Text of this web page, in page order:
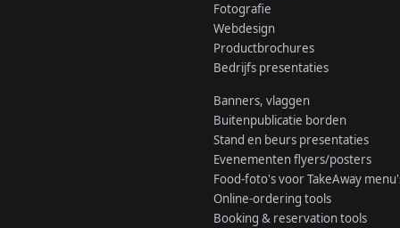
Fotografie
Webdesign
Productbrochures
Bedrijfs presentaties
Banners, vlaggen
Buitenpublicatie borden
Stand en beurs presentaties
Evenementen flyers/posters
Food-foto's voor TakeAway
Online-ordering tools
Booking & reservation tools